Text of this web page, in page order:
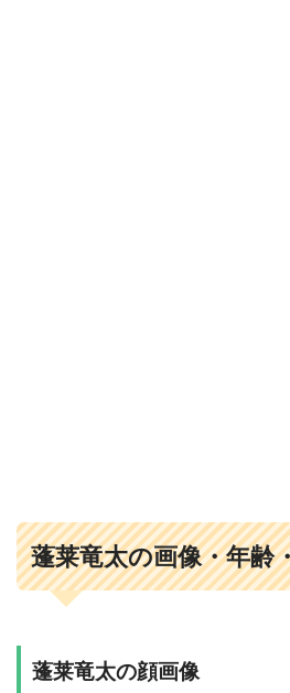
蓬莱竜太の画像・年齢
蓬莱竜太の顔画像